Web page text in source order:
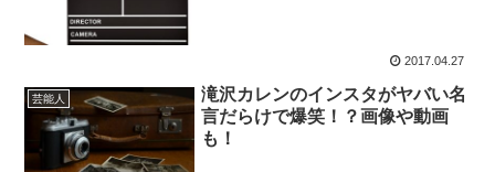
2017.04.27
芸能人
滝沢カレンのインスタがヤバい名
言だらけで爆笑！？画像や動画
も！